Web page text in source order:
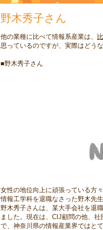
野木秀子さん
他の業種に比べて情報系産業は、
思っているのですが、実際はどう
■野木秀子さん
女性の地位向上に頑張っている方
情報工学科を退職なさった野木先
野木秀子さんは、某大手会社を退
ました。現在は、CIJ顧問の他、
で、神奈川県の情報産業界ではと